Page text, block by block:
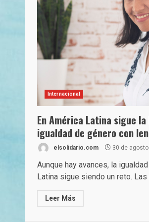
Internacional
En América Latina sigue
igualdad de género con
elsolidario.com 30 de
Aunque hay avances, la
Latina sigue siendo un reto. Las
Leer Más